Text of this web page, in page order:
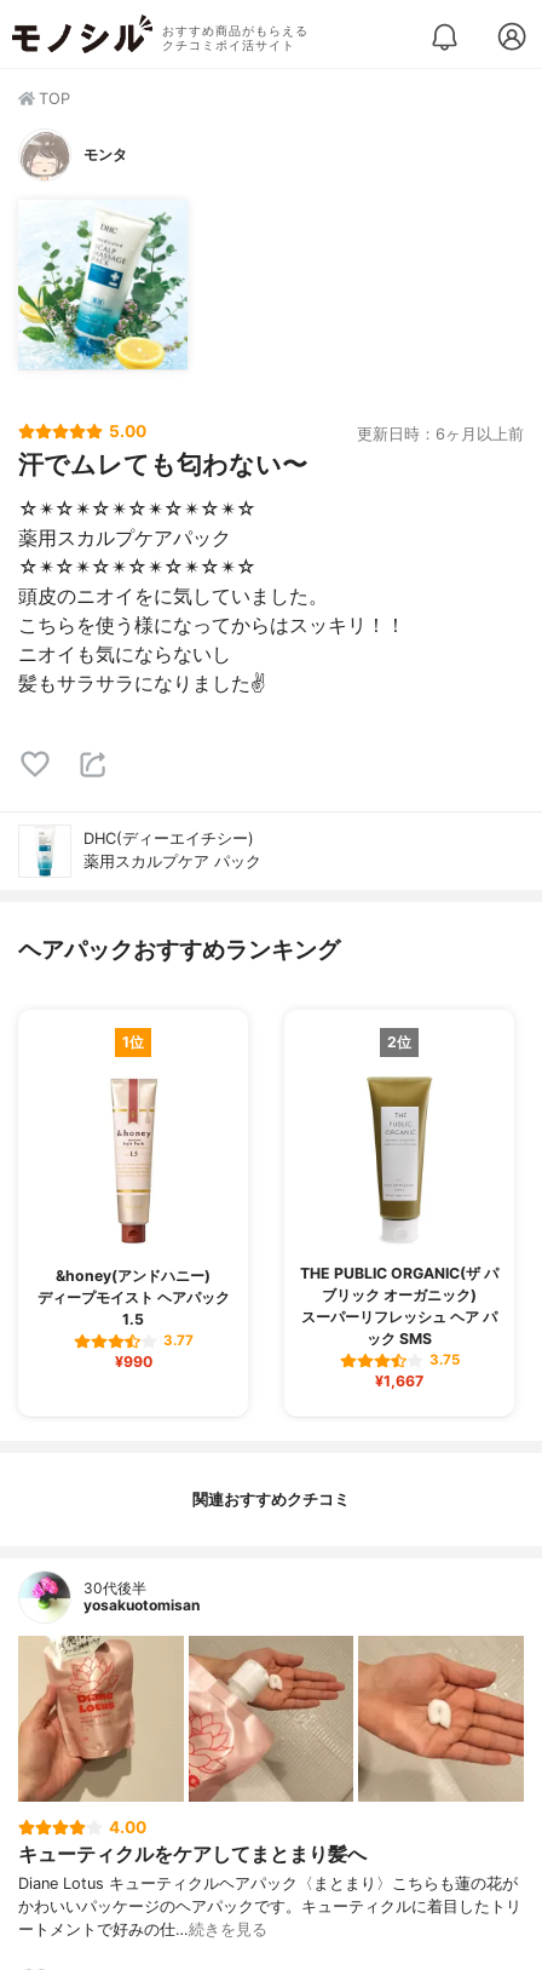
おすすめ商品がもらえる
クチコミポイ活サイト
TOP
モンタ
5.00 更新日時：6ヶ月以上前
汗でムレても匂わない〜
☆✴︎☆✴︎☆✴︎☆✴︎☆✴︎☆✴︎☆
薬用スカルプケアパック
☆✴︎☆✴︎☆✴︎☆✴︎☆✴︎☆✴︎☆
頭皮のニオイをに気していました。
こちらを使う様になってからはスッキリ！！
ニオイも気にならないし
髪もサラサラになりました✌️
DHC(ディーエイチシー)
薬用スカルプケア パック
ヘアパックおすすめランキング
1位
&honey(アンドハニー)
ディープモイスト ヘアパック
1.5
3.77
¥990
2位
THE PUBLIC ORGANIC(ザ パ
ブリック オーガニック)
スーパーリフレッシュ ヘア パ
ック SMS
3.75
¥1,667
関連おすすめクチコミ
30代後半
yosakuotomisan
4.00
キューティクルをケアしてまとまり髪へ
Diane Lotus キューティクルヘアパック〈まとまり〉こちらも蓮の花が
かわいいパッケージのヘアパックです。キューティクルに着目したトリ
ートメントで好みの仕…続きを見る